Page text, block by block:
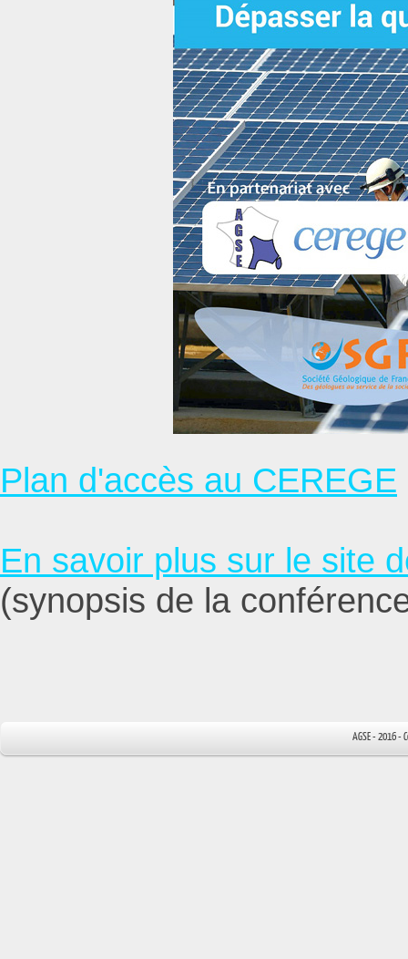
Plan d'accès au CEREGE
En savoir plus sur le site
(synopsis de la
AGSE - 2016 -